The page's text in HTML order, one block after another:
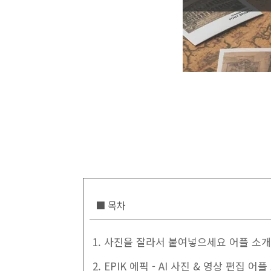
■ 목차
1. 사진을 잘라서 붙여넣으세요 어플 소개
2. EPIK 에픽 - AI 사진 & 영상 편집 어플